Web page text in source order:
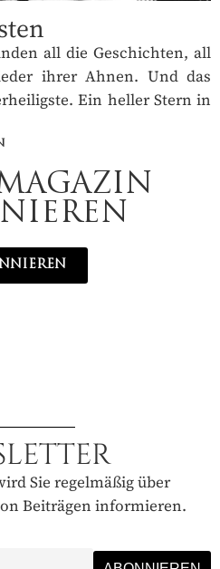
all die Geschichten, all
ihrer Ahnen. Und das
Ein heller Stern in
Sie regelmäßig über
Beiträgen informieren.